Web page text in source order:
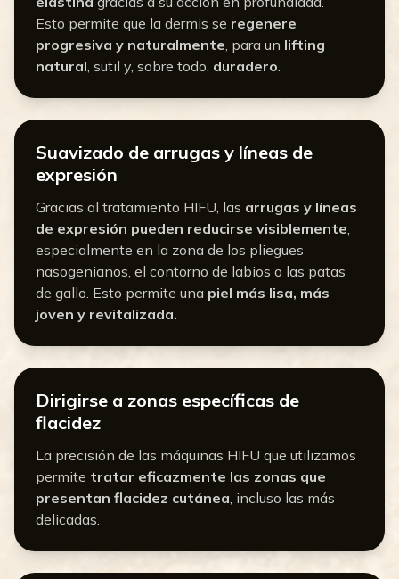
Esto permite que la dermis se regenere
progresiva y naturalmente, para un lifting
natural, sutil y, sobre todo, duradero.
Suavizado de arrugas y líneas de
expresión
Gracias al tratamiento HIFU, las arrugas y líneas
de expresión pueden reducirse visiblemente,
especialmente en la zona de los pliegues
nasogenianos, el contorno de labios o las patas
de gallo. Esto permite una piel más lisa, más
joven y revitalizada.
Dirigirse a zonas específicas de
flacidez
La precisión de las máquinas HIFU que utilizamos
permite tratar eficazmente las zonas que
presentan flacidez cutánea, incluso las más
delicadas.